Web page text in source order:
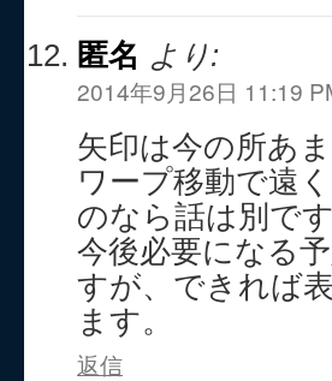
匿名 より:
2014年9月26日 11:19
矢印は今の所あ
ワープ移動で遠
のなら話は別で
今後必要になる
すが、できれば
ます。
返信